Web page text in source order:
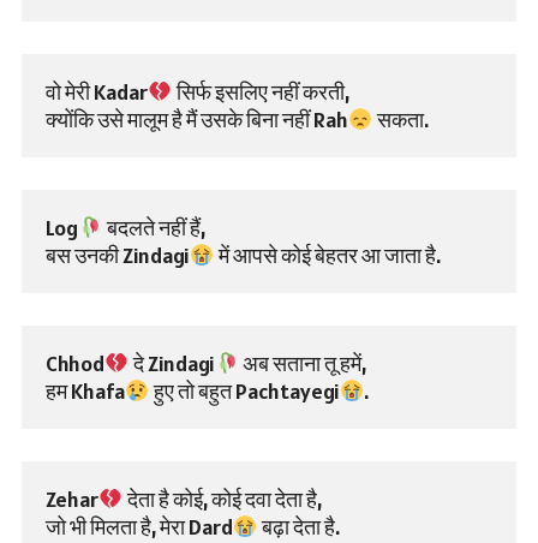
वो मेरी Kadar
सिर्फ इसलिए नहीं करती,
क्योंकि उसे मालूम है मैं उसके बिना नहीं Rah
सकता.
Log
बदलते नहीं हैं,
बस उनकी Zindagi
में आपसे कोई बेहतर आ जाता है.
Chhod दे Zindagi
अब सताना तू हमें,
हम Khafa
हुए तो बहुत Pachtayegi .
Zehar
देता है कोई, कोई दवा देता है,
जो भी मिलता है, मेरा Dard
बढ़ा देता है.